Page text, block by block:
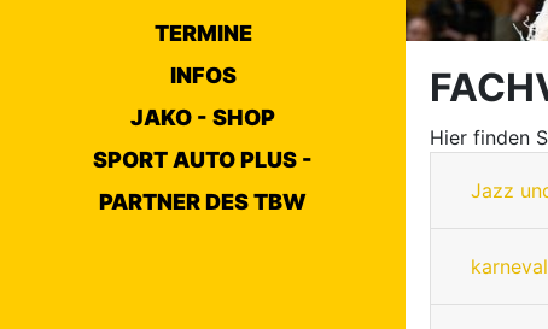
TERMINE
INFOS
JAKO - SHOP
SPORT AUTO PLUS -
PARTNER DES TBW
Hier finden
Jazz